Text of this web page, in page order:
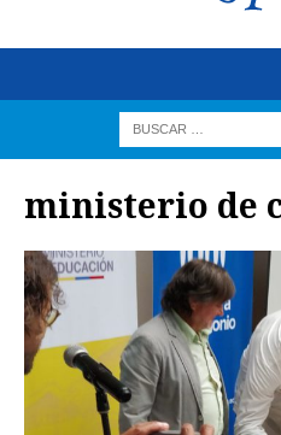
ministerio de